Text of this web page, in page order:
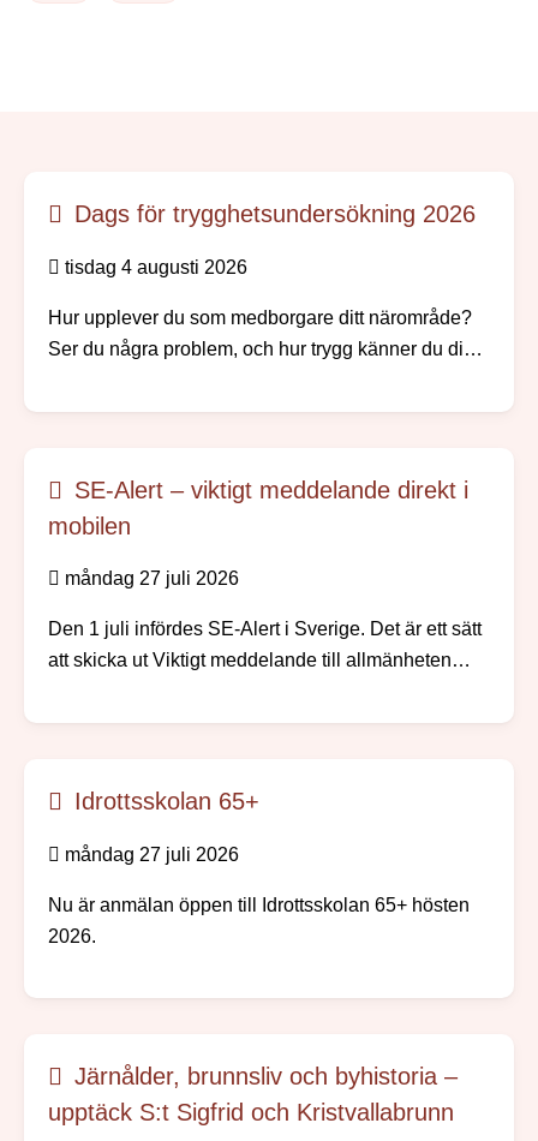
Dags för trygghetsundersökning 2026
tisdag 4 augusti 2026
Hur upplever du som medborgare ditt närområde?
Ser du några problem, och hur trygg känner du dig?
trygghetsundersökning.
SE-Alert – viktigt meddelande direkt i
mobilen
måndag 27 juli 2026
Den 1 juli infördes SE-Alert i Sverige. Det är ett sätt
att skicka ut Viktigt meddelande till allmänheten
allvarligt händer. Ingen app eller registrering
Idrottsskolan 65+
måndag 27 juli 2026
Nu är anmälan öppen till Idrottsskolan 65+ hösten
2026.
Järnålder, brunnsliv och byhistoria –
upptäck S:t Sigfrid och Kristvallabrunn